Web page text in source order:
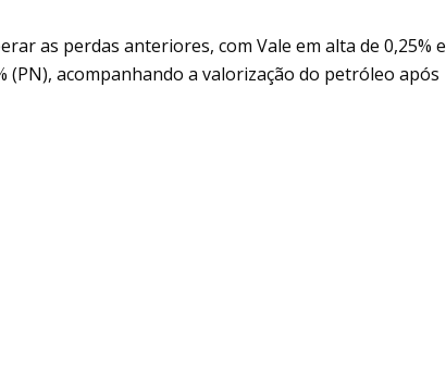
as perdas anteriores, com Vale em alta de 0,25% e
(PN), acompanhando a valorização do petróleo após